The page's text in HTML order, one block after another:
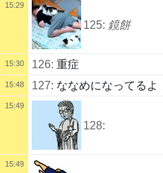
15:29
125: 鏡餅
15:30 126: 重症
15:48 127: ななめになってるよ
15:49
128:
15:49